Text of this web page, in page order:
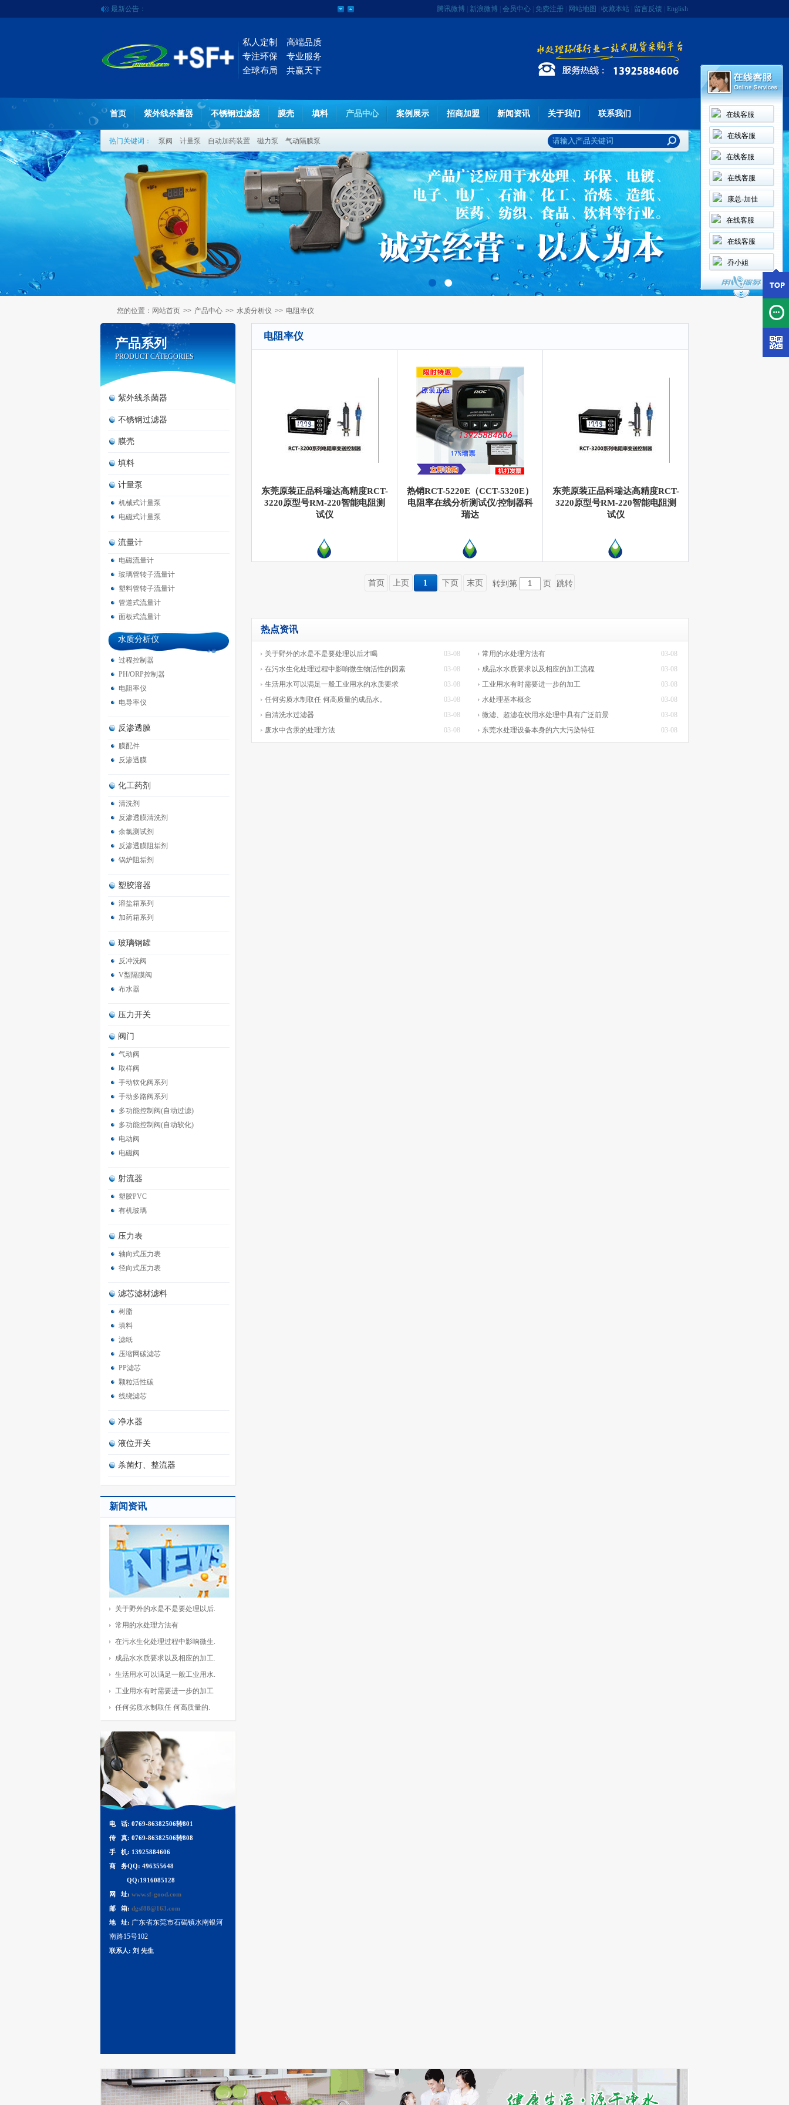
在线客服
在线客服
在线客服
在线客服
康总-加佳
在线客服
在线客服
乔小姐
最新公告： 腾讯微博 新浪微博 会员中心 免费注册 网站地图 收藏本站 留言反馈 English
私人定制 高端品质
专注环保 专业服务
全球布局 共赢天下
首页 紫外线杀菌器 不锈钢过滤器 膜壳 填料 产品中心 案例展示 招商加盟 新闻资讯 关于我们 联系我们
热门关键词： 泵阀 计量泵 自动加药装置 磁力泵 气动隔膜泵
百叶窗图片载入中
您的位置： 网站首页 >> 产品中心 >> 水质分析仪 >> 电阻率仪
产品系列
PRODUCT CATEGORIES
产品系列
PRODUCT CATEGORIES
紫外线杀菌器
不锈钢过滤器
膜壳
填料
计量泵
机械式计量泵
电磁式计量泵
流量计
电磁流量计
玻璃管转子流量计
塑料管转子流量计
管道式流量计
面板式流量计
水质分析仪
过程控制器
PH/ORP控制器
电阻率仪
电导率仪
反渗透膜
膜配件
反渗透膜
化工药剂
清洗剂
反渗透膜清洗剂
余氯测试剂
反渗透膜阻垢剂
锅炉阻垢剂
塑胶溶器
溶盐箱系列
加药箱系列
玻璃钢罐
反冲洗阀
V型隔膜阀
布水器
压力开关
阀门
气动阀
取样阀
手动软化阀系列
手动多路阀系列
多功能控制阀(自动过滤)
多功能控制阀(自动软化)
电动阀
电磁阀
射流器
塑胶PVC
有机玻璃
压力表
轴向式压力表
径向式压力表
滤芯滤材滤料
树脂
填料
滤纸
压缩网碳滤芯
PP滤芯
颗粒活性碳
线绕滤芯
净水器
液位开关
杀菌灯、整流器
新闻资讯
关于野外的水是不是要处理以后.
常用的水处理方法有
在污水生化处理过程中影响微生.
成品水水质要求以及相应的加工.
生活用水可以满足一般工业用水.
工业用水有时需要进一步的加工
任何劣质水制取任 何高质量的.
电 话: 0769-86382506转801
传 真: 0769-86382506转808
手 机: 13925884606
商 务QQ: 496355648
QQ:1916085128
网 址: www.sf-good.com
邮 箱: dgsf88@163.com
地 址: 广东省东莞市石碣镇水南银河
南路15号102
联系人: 刘 先生
电阻率仪
东莞原装正品科瑞达高精度RCT-
3220原型号RM-220智能电阻测
试仪
热销RCT-5220E（CCT-5320E）
电阻率在线分析测试仪/控制器科
瑞达
东莞原装正品科瑞达高精度RCT-
3220原型号RM-220智能电阻测
试仪
首页 上页 1 下页 末页 转到第 页
热点资讯
03-08
关于野外的水是不是要处理以后才喝 03-08
常用的水处理方法有
03-08
在污水生化处理过程中影响微生物活性的因素 03-08
成品水水质要求以及相应的加工流程
03-08
生活用水可以满足一般工业用水的水质要求 03-08
工业用水有时需要进一步的加工
03-08
任何劣质水制取任 何高质量的成品水。 03-08
水处理基本概念
03-08
自清洗水过滤器 03-08
微滤、超滤在饮用水处理中具有广泛前景
03-08
废水中含汞的处理方法 03-08
东莞水处理设备本身的六大污染特征